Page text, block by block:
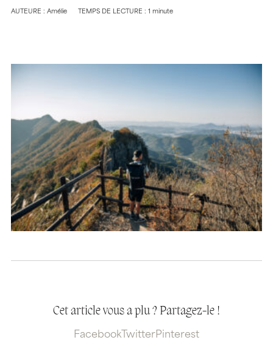
AUTEURE : Amélie TEMPS DE LECTURE : 1 minute
Cet article vous a plu ? Partagez-le !
Facebook TwitterPinterest